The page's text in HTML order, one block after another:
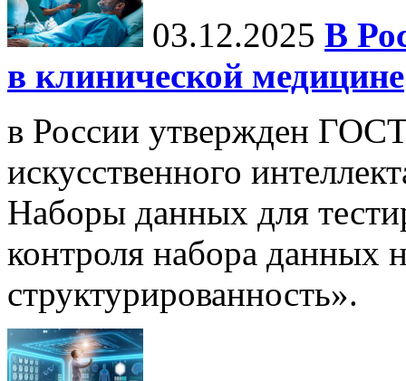
03.12.2025 В
в клинической медицине
в России утвержден
искусственного
Наборы данных для
контроля набора данных
структурированность».